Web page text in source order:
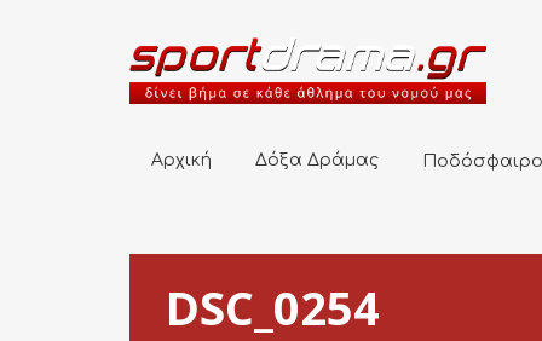
Αρχική Δόξα Δράμας Ποδόσφαιρο
DSC_0254